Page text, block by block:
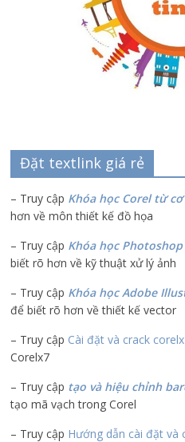
Đặt textlink giá rẻ
– Truy cập Khóa học Corel từ
hơn về môn thiết kế đồ họa
– Truy cập Khóa học
biết rõ hơn về kỹ thuật xử lý ảnh
– Truy cập Khóa học Adobe
để biết rõ hơn về thiết kế vector
– Truy cập Cài đặt và crack
Corelx7
– Truy cập tạo và hiệu chỉnh
tạo mã vạch trong Corel
– Truy cập Hướng dẫn cài đặt và